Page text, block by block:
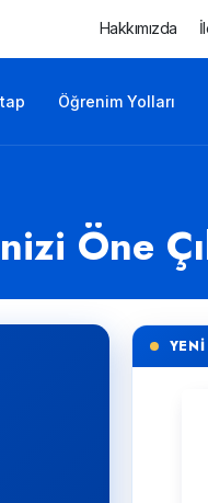
Hakkımızda
Öğrenim Yolları
Öne